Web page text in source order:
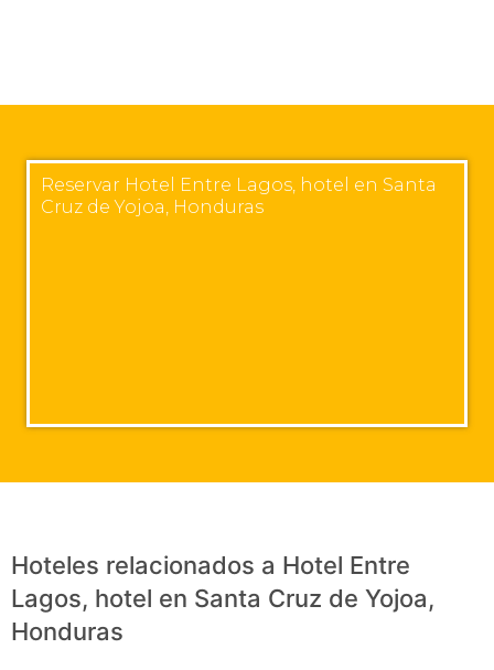
Reservar Hotel Entre Lagos, hotel en Santa
Cruz de Yojoa, Honduras
Hoteles relacionados a Hotel Entre
Lagos, hotel en Santa Cruz de Yojoa,
Honduras